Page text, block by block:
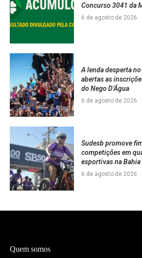
Concurso 3041 da
6 de agosto de 2026
A lenda desperta
abertas as
do Nego D’Água
6 de agosto de 2026
Sudesb promove
competições em
esportivas na Bahia
6 de agosto de 2026
Quem somos